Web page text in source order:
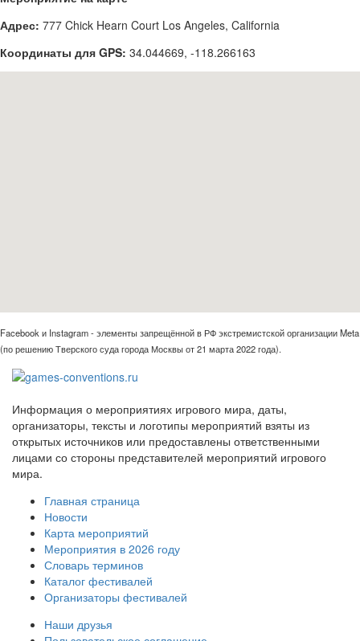
Адрес: 777 Chick Hearn Court Los Angeles, California
Координаты для GPS: 34.044669, -118.266163
Facebook и Instagram - элементы запрещённой в РФ экстремистской организации Meta
(по решению Тверского суда города Москвы от 21 марта 2022 года).
Информация о мероприятиях игрового мира, даты,
организаторы, тексты и логотипы мероприятий взяты из
открытых источников или предоставлены ответственными
лицами со стороны представителей мероприятий игрового
мира.
Главная страница
Новости
Карта мероприятий
Мероприятия в 2026 году
Словарь терминов
Каталог фестивалей
Организаторы фестивалей
Наши друзья